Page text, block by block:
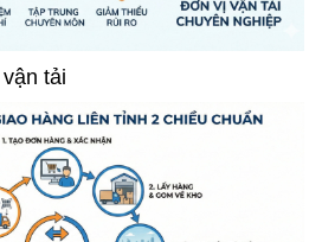
tải